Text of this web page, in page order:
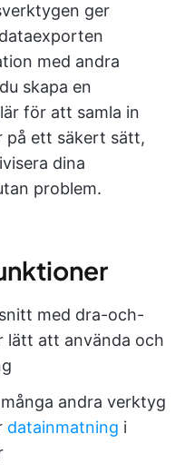
ger
med andra
skapa en
för att samla in
på ett säkert sätt,
dina
problem.
med dra-och-
lätt att använda och
andra verktyg
datainmatning i